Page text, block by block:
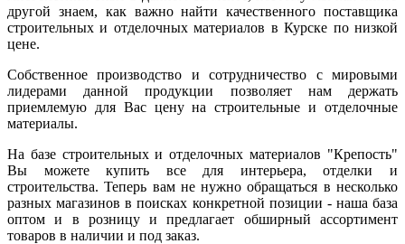
другой знаем, как важно найти качественного поставщика
строительных и отделочных материалов в Курске по низкой
цене.
Собственное производство и сотрудничество с мировыми
лидерами данной продукции позволяет нам держать
приемлемую для Вас цену на строительные и отделочные
материалы.
На базе строительных и отделочных материалов "Крепость"
Вы можете купить все для интерьера, отделки и
строительства. Теперь вам не нужно обращаться в несколько
разных магазинов в поисках конкретной позиции - наша база
оптом и в розницу и предлагает обширный ассортимент
товаров в наличии и под заказ.